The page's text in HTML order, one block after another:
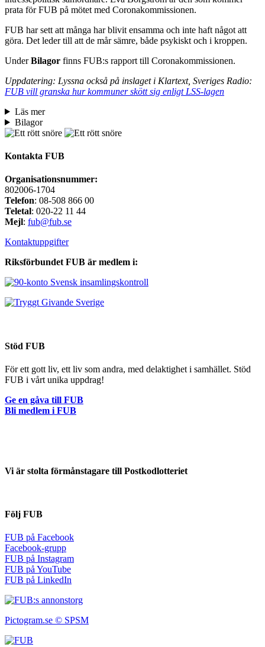
prata för FUB på mötet med Coronakommissionen.
FUB har sett att många har blivit ensamma och inte haft något att
göra. Det leder till att de mår sämre, både psykiskt och i kroppen.
UnderBilagor finns FUB:s rapport till Coronakommissionen.
Uppdatering: Lyssna också på inslaget i Klartext, Sveriges Radio:
FUB vill granska hur kommuner skött sig enligt LSS-lagen
Läs mer
Bilagor
Kontakta FUB
Organisationsnummer:
802006-1704
Telefon: 08-508 866 00
Teletal: 020-22 11 44
Mejl: fub@fub.se
Kontaktuppgifter
Riksförbundet FUB är medlem i:
Stöd FUB
För ett gott liv, ett liv som andra, med delaktighet i samhället. Stöd
FUB i vårt unika uppdrag!
Ge en gåva till FUB
Bli medlem i FUB
Vi är stolta förmånstagare till Postkodlotteriet
Följ FUB
FUB på Facebook
Facebook-grupp
FUB på Instagram
FUB på YouTube
FUB på LinkedIn
Pictogram.se © SPSM